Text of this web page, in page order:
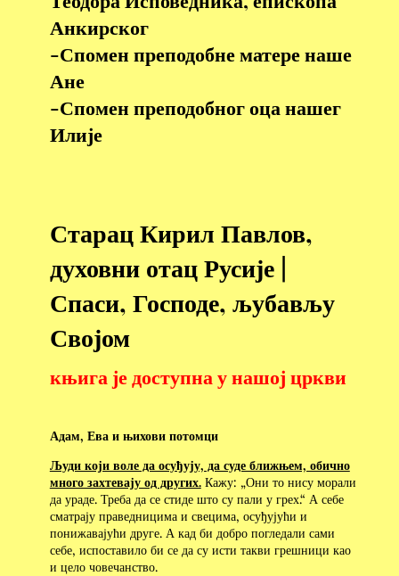
Анкирског
-Спомен преподобне матере наше
Ане
-Спомен преподобног оца нашег
Илије
Старац Кирил Павлов,
духовни отац Русије |
Спаси, Господе, љубављу
Својом
књига је доступна у нашој цркви
Адам, Ева и њихови потомци
Људи који воле да осуђују, да суде ближњем, обично
много захтевају од других.Кажу: „Они то нису морали
да ураде. Треба да се стиде што су пали у грех.“ А себе
сматрају праведницима и свецима, осуђујући и
понижавајући друге. А кад би добро погледали сами
себе, испоставило би се да су исти такви грешници као
и цело човечанство.